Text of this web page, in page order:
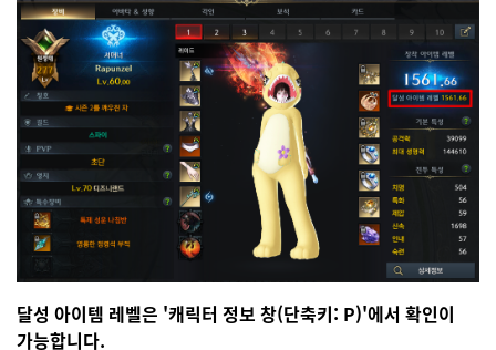
달성 아이템 레벨은 '캐릭터 정보 창(단축키: P)'에서 확인이
가능합니다.